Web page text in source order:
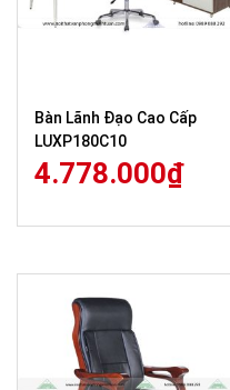
Bàn Lãnh Đạo Cao Cấp
LUXP180C10
4.778.000₫